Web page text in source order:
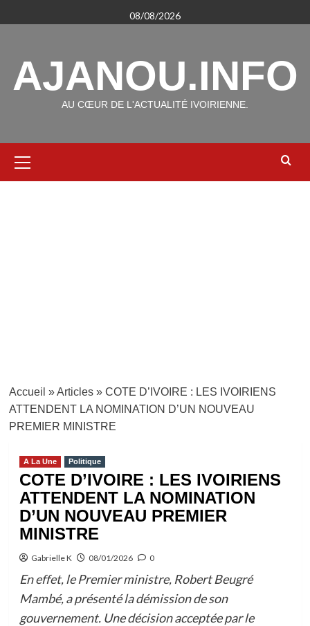
au
08/08/2026
AJANOU.INFO
AU CŒUR DE L'ACTUALITÉ IVOIRIENNE.
principal
Accueil »Articles» COTE D’IVOIRE : LES IVOIRIENS
ATTENDENT LA NOMINATION D’UN NOUVEAU
PREMIER MINISTRE
A La Une Politique
COTE D’IVOIRE : LES IVOIRIENS
ATTENDENT LA NOMINATION
D’UN NOUVEAU PREMIER
MINISTRE
Gabrielle K 08/01/2026 0
En effet, le Premier ministre, Robert Beugré
Mambé, a présenté la démission de son
gouvernement. Une décision acceptée par le